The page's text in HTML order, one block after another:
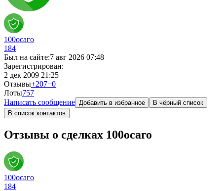
100осаго
184
Был на сайте:7 авг 2026 07:48
Зарегистрирован:
2 дек 2009 21:25
Отзывы+207−0
Лоты757
Написать сообщение Добавить в избранное
В чёрный список
В список контактов
Отзывы о сделках 100осаго
100осаго
184